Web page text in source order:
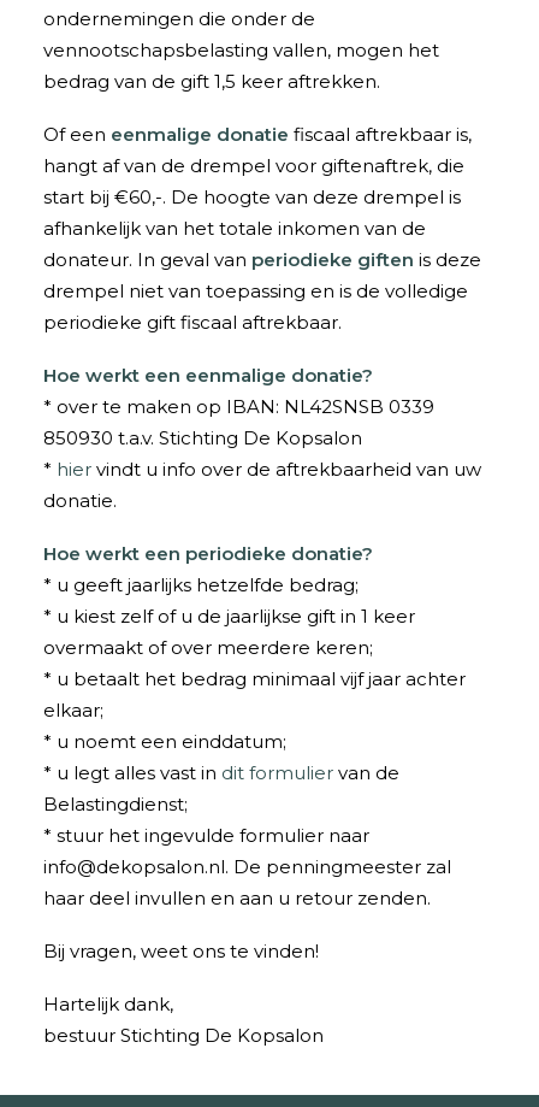
ondernemingen die onder de
vennootschapsbelasting vallen, mogen het
bedrag van de gift 1,5 keer aftrekken.
Of een eenmalige donatie fiscaal aftrekbaar is,
hangt af van de drempel voor giftenaftrek, die
start bij €60,-. De hoogte van deze drempel is
afhankelijk van het totale inkomen van de
donateur. In geval van periodieke giften is deze
drempel niet van toepassing en is de volledige
periodieke gift fiscaal aftrekbaar.
Hoe werkt een eenmalige donatie?
* over te maken op IBAN: NL42SNSB 0339
850930 t.a.v. Stichting De Kopsalon
* hier vindt u info over de aftrekbaarheid van uw
donatie.
Hoe werkt een periodieke donatie?
* u geeft jaarlijks hetzelfde bedrag;
* u kiest zelf of u de jaarlijkse gift in 1 keer
overmaakt of over meerdere keren;
* u betaalt het bedrag minimaal vijf jaar achter
elkaar;
* u noemt een einddatum;
* u legt alles vast in dit formulier van de
Belastingdienst;
* stuur het ingevulde formulier naar
info@dekopsalon.nl. De penningmeester zal
haar deel invullen en aan u retour zenden.
Bij vragen, weet ons te vinden!
Hartelijk dank,
bestuur Stichting De Kopsalon